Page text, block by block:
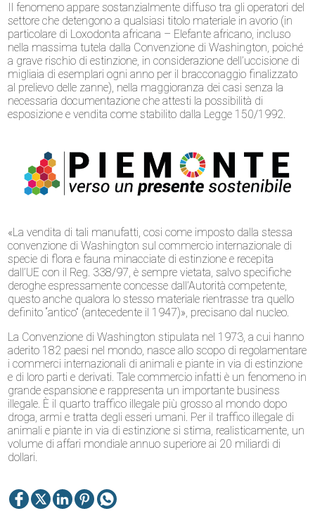
Il fenomeno appare sostanzialmente diffuso tra gli operatori del
settore che detengono a qualsiasi titolo materiale in avorio (in
particolare di Loxodonta africana – Elefante africano, incluso
nella massima tutela dalla Convenzione di Washington, poiché
a grave rischio di estinzione, in considerazione dell’uccisione di
migliaia di esemplari ogni anno per il bracconaggio finalizzato
al prelievo delle zanne), nella maggioranza dei casi senza la
necessaria documentazione che attesti la possibilità di
esposizione e vendita come stabilito dalla Legge 150/1992.
«La vendita di tali manufatti, cosi come imposto dalla stessa
convenzione di Washington sul commercio internazionale di
specie di flora e fauna minacciate di estinzione e recepita
dall’UE con il Reg. 338/97, è sempre vietata, salvo specifiche
deroghe espressamente concesse dall’Autorità competente,
questo anche qualora lo stesso materiale rientrasse tra quello
definito “antico” (antecedente il 1947)», precisano dal nucleo.
La Convenzione di Washington stipulata nel 1973, a cui hanno
aderito 182 paesi nel mondo, nasce allo scopo di regolamentare
i commerci internazionali di animali e piante in via di estinzione
e di loro parti e derivati. Tale commercio infatti è un fenomeno in
grande espansione e rappresenta un importante business
illegale. È il quarto traffico illegale più grosso al mondo dopo
droga, armi e tratta degli esseri umani. Per il traffico illegale di
animali e piante in via di estinzione si stima, realisticamente, un
volume di affari mondiale annuo superiore ai 20 miliardi di
dollari.